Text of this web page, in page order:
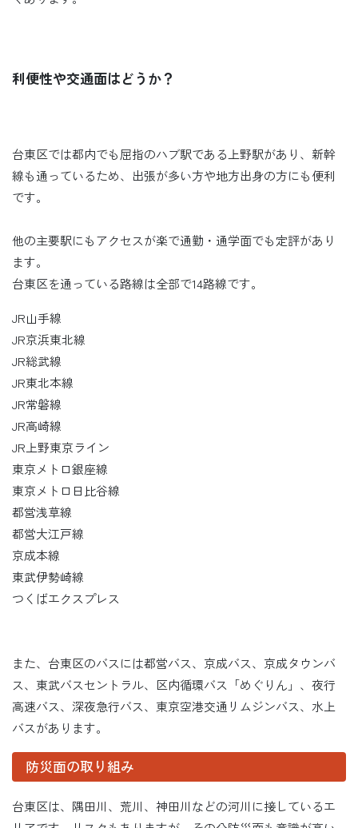
利便性や交通面はどうか？
台東区では都内でも屈指のハブ駅である上野駅があり、新幹
線も通っているため、出張が多い方や地方出身の方にも便利
です。
他の主要駅にもアクセスが楽で通勤・通学面でも定評があり
ます。
台東区を通っている路線は全部で14路線です。
JR山手線
JR京浜東北線
JR総武線
JR東北本線
JR常磐線
JR高崎線
JR上野東京ライン
東京メトロ銀座線
東京メトロ日比谷線
都営浅草線
都営大江戸線
京成本線
東武伊勢崎線
つくばエクスプレス
また、台東区のバスには都営バス、京成バス、京成タウンバ
ス、東武バスセントラル、区内循環バス「めぐりん」、夜行
高速バス、深夜急行バス、東京空港交通リムジンバス、水上
バスがあります。
防災面の取り組み
台東区は、隅田川、荒川、神田川などの河川に接しているエ